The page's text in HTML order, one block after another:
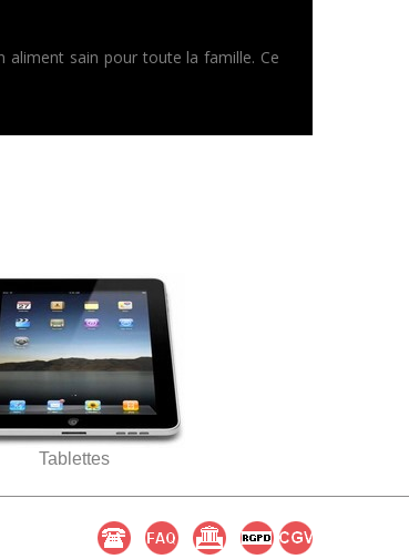
sain pour toute la famille. Ce
Tablettes